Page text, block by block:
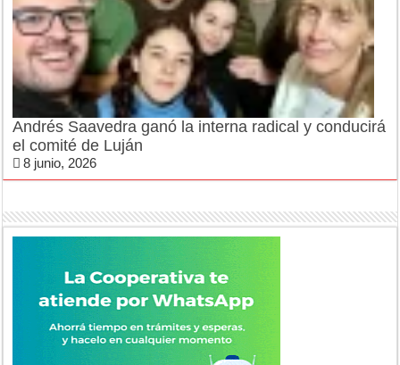
Andrés Saavedra ganó la interna radical y conducirá
el comité de Luján
8 junio, 2026